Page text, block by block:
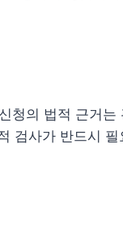
청의 법적 근거
검사가 반드시 필